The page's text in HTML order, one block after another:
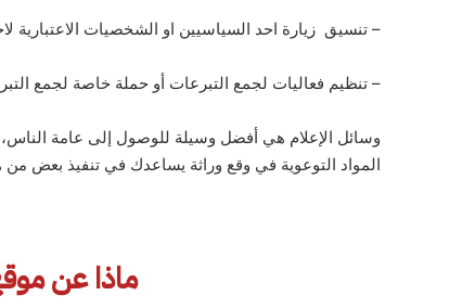
– تنسيق زيارة احد السياسيين او الشخصيات الاعتبارية
– تنظيم فعاليات لجمع التبرعات أو حملة خاصة لجمع
وسائل الإعلام هي أفضل وسيلة للوصول إلى عامة
المواد التوعوية في وقع وراثة يساعدك في تنفيذ بعض من
ماذا عن